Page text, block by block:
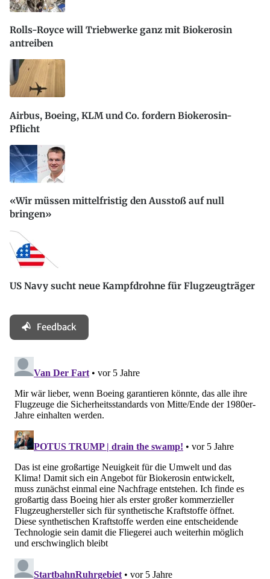
Rolls-Royce will Triebwerke ganz mit Biokerosin
antreiben
Airbus, Boeing, KLM und Co. fordern Biokerosin-
Pflicht
«Wir müssen mittelfristig den Ausstoß auf null
bringen»
US Navy sucht neue Kampfdrohne für Flugzeugträger
Feedback